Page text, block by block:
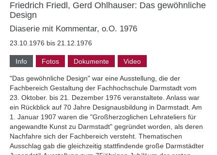
Friedrich Friedl, Gerd Ohlhauser: Das gewöhnliche
Design
Diaserie mit Kommentar, o.O. 1976
23.10.1976 bis 21.12.1976
Info Fotos Dokumente Video
"Das gewöhnliche Design" war eine Ausstellung, die der
Fachbereich Gestaltung der Fachhochschule Darmstadt vom
23. Oktober. bis 21. Dezember 1976 veranstaltete. Anlass war
ein Rückblick auf 70 Jahre Designausbildung in Darmstadt. Am
1. Januar 1907 waren die "Großherzoglichen Lehrateliers für
angewandte Kunst zu Darmstadt" gegründet worden, als deren
Nachfahre sich der Fachbereich versteht. Thematischen
Ausschlag gab die gleichzeitig stattfindende große Darmstädter